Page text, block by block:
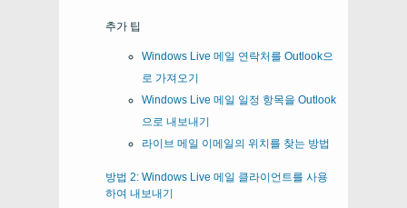
추가 팁
Windows Live 메일 연락처를 Outlook으
로 가져오기
Windows Live 메일 일정 항목을 Outlook
으로 내보내기
라이브 메일 이메일의 위치를 ​​찾는 방법
방법 2: Windows Live 메일 클라이언트를 사용
하여 내보내기